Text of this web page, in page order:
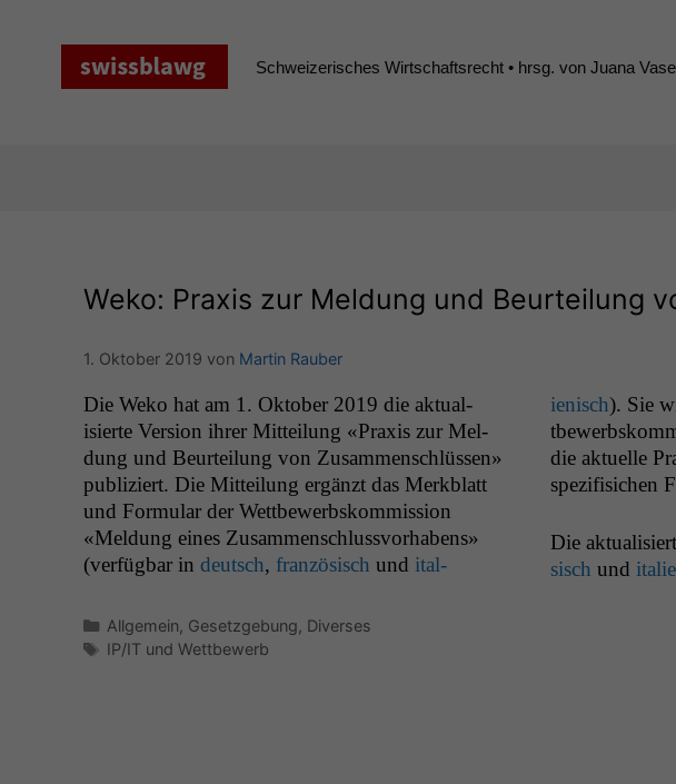
Schweizerisches Wirtschaftsrecht • hrsg. von Juana
Weko: Praxis zur Meldung und Beurteilung
1. Oktober 2019 von Martin Rauber
Die Weko hat am 1. Okto­ber 2019 die aktu­al­
isierte Ver­sion ihrer Mit­teilung «Prax­is zur Mel­
dung und Beurteilung von Zusam­men­schlüssen»
pub­liziert. Die Mit­teilung ergänzt das Merk­blatt
und For­mu­lar der Wet­tbe­werb­skom­mis­sion
«Mel­dung eines Zusam­men­schlussvorhabens»
(ver­füg­bar in deutsch, franzö­sisch und ital­
ienisch). Sie
die aktuelle
spez­i­fisichen
Die
sisch und
Kategorien
Allgemein, Gesetzgebung, Diverses
Schlagwörter
IP/IT und Wettbewerb